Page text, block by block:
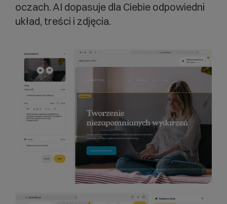
oczach. AI dopasuje dla Ciebie odpowiedni
układ, treści i zdjęcia.